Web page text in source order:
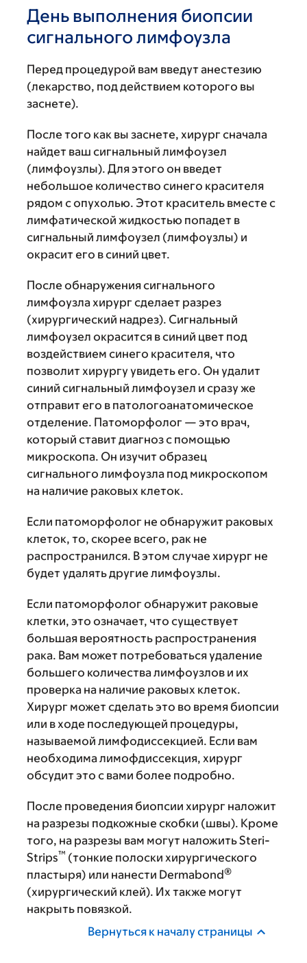
День выполнения биопсии
сигнального лимфоузла
Перед процедурой вам введут анестезию
(лекарство, под действием которого вы
заснете).
После того как вы заснете, хирург сначала
найдет ваш сигнальный лимфоузел
(лимфоузлы). Для этого он введет
небольшое количество синего красителя
рядом с опухолью. Этот краситель вместе с
лимфатической жидкостью попадет в
сигнальный лимфоузел (лимфоузлы) и
окрасит его в синий цвет.
После обнаружения сигнального
лимфоузла хирург сделает разрез
(хирургический надрез). Сигнальный
лимфоузел окрасится в синий цвет под
воздействием синего красителя, что
позволит хирургу увидеть его. Он удалит
синий сигнальный лимфоузел и сразу же
отправит его в патологоанатомическое
отделение. Патоморфолог — это врач,
который ставит диагноз с помощью
микроскопа. Он изучит образец
сигнального лимфоузла под микроскопом
на наличие раковых клеток.
Если патоморфолог не обнаружит раковых
клеток, то, скорее всего, рак не
распространился. В этом случае хирург не
будет удалять другие лимфоузлы.
Если патоморфолог обнаружит раковые
клетки, это означает, что существует
большая вероятность распространения
рака. Вам может потребоваться удаление
большего количества лимфоузлов и их
проверка на наличие раковых клеток.
Хирург может сделать это во время биопсии
или в ходе последующей процедуры,
называемой лимфодиссекцией. Если вам
необходима лимофдиссекция, хирург
обсудит это с вами более подробно.
После проведения биопсии хирург наложит
на разрезы подкожные скобки (швы). Кроме
того, на разрезы вам могут наложить Steri-
Strips™ (тонкие полоски хирургического
пластыря) или нанести Dermabond®
(хирургический клей). Их также могут
накрыть повязкой.
Вернуться к началу страницы